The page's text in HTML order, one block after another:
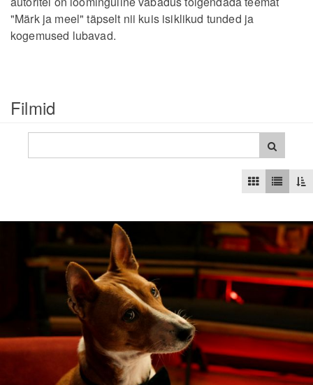
"Märk ja meel" täpselt nii kuis isiklikud tunded ja
kogemused lubavad.
Filmid